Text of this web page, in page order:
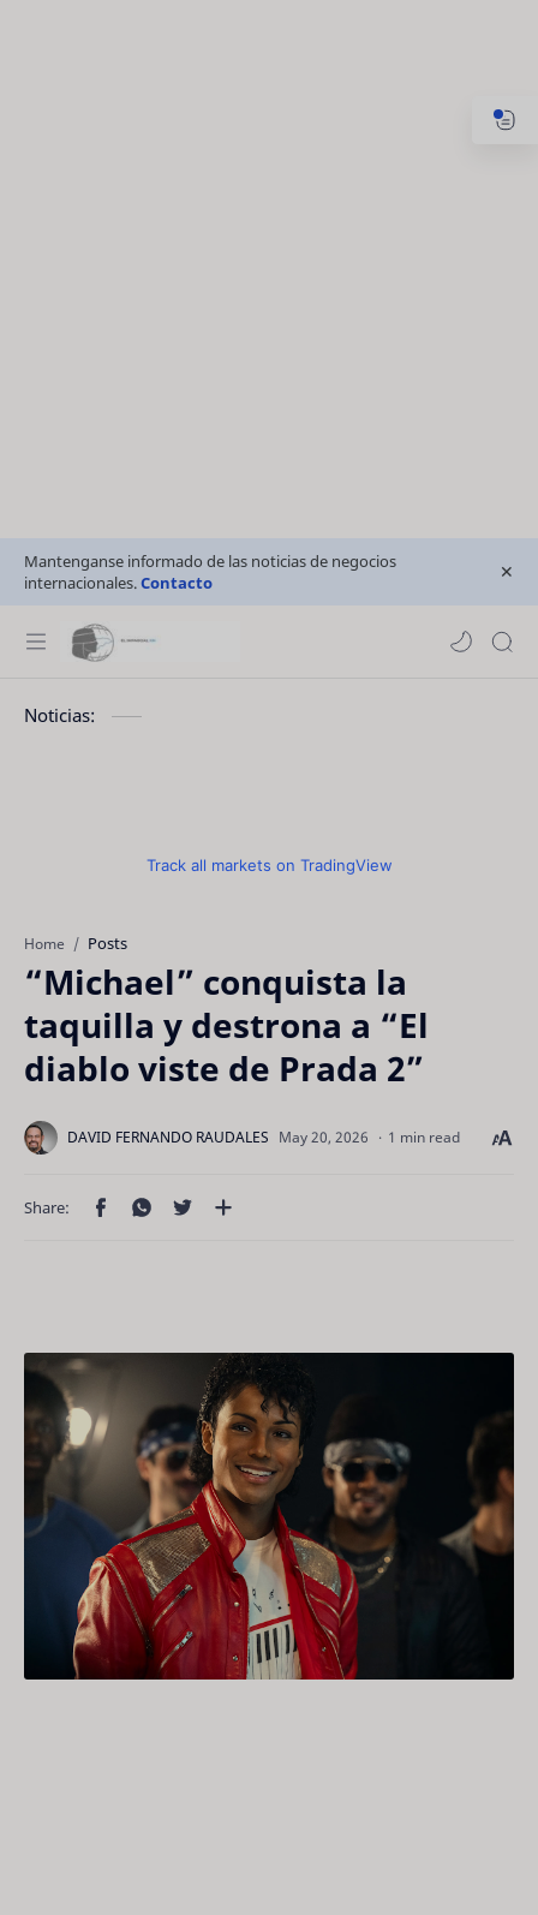
Mantenganse informado de las noticias de negocios
internacionales.Contacto
Noticias:
Track all markets on TradingView
Home Posts
“Michael” conquista la
taquilla y destrona a “El
diablo viste de Prada 2”
1 min read